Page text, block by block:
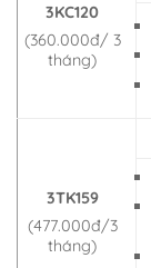
3KC120
(360.000đ/ 3
tháng)
3TK159
(477.000đ/3
tháng)